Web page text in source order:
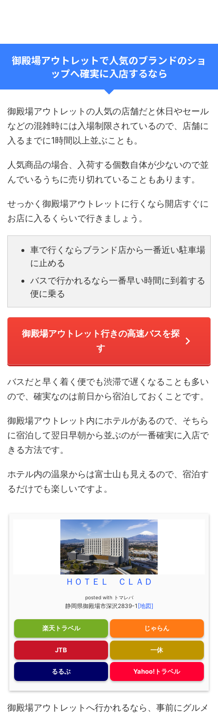
御殿場アウトレットで人気のブランドのショ
ップへ確実に入店するなら
御殿場アウトレットの人気の店舗だと休日やセール
などの混雑時には入場制限されているので、店舗に
入るまでに1時間以上並ぶことも。
人気商品の場合、入荷する個数自体が少ないので並
んでいるうちに売り切れていることもあります。
せっかく御殿場アウトレットに行くなら開店すぐに
お店に入るくらいで行きましょう。
車で行くならブランド店から一番近い駐車場
に止める
バスで行かれるなら一番早い時間に到着する
便に乗る
御殿場アウトレット行きの高速バスを探
す
バスだと早く着く便でも渋滞で遅くなることも多い
ので、確実なのは前日から宿泊しておくことです。
御殿場アウトレット内にホテルがあるので、そちら
に宿泊して翌日早朝から並ぶのが一番確実に入店で
きる方法です。
ホテル内の温泉からは富士山も見えるので、宿泊す
るだけでも楽しいですよ。
ＨＯＴＥＬ ＣＬＡＤ
posted with トマレバ
静岡県御殿場市深沢2839-1 [地図]
楽天トラベル じゃらん
JTB 一休
るるぶ Yahoo!トラベル
御殿場アウトレットへ行かれるなら、事前にグルメ